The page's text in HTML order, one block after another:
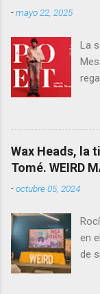
-mayo 22, 2025
La
que
Wax Heads, la
Tomé. WEIRD
-octubre 05, 2024
en
de